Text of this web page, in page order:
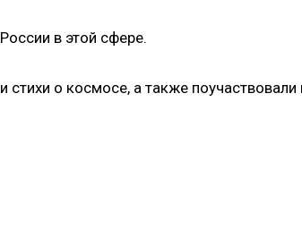
в этой сфере.
о космосе, а также поучаствовали